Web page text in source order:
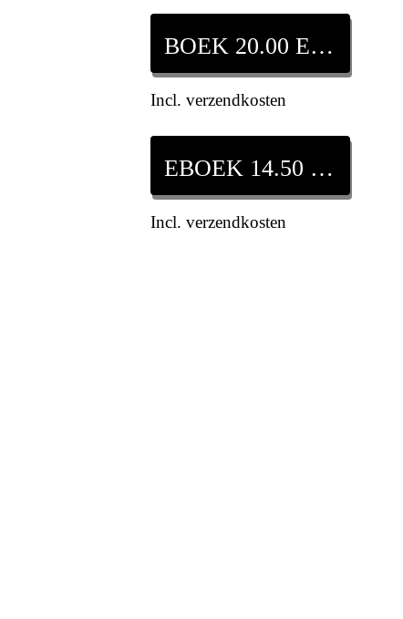
BOEK 20.00 EURO
Incl. verzendkosten
EBOEK 14.50 EURO
Incl. verzendkosten